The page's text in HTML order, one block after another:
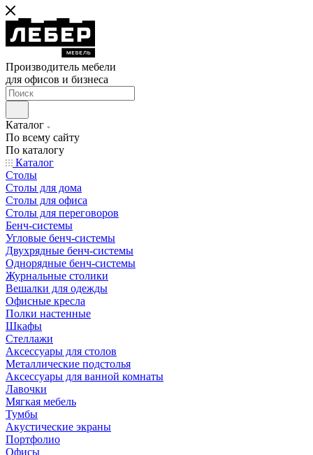
Производитель мебели
для офисов и бизнеса
Каталог
По всему сайту
По каталогу
Каталог
Столы
Столы для дома
Столы для офиса
Столы для переговоров
Бенч-системы
Угловые бенч-системы
Двухрядные бенч-системы
Однорядные бенч-системы
Журнальные столики
Вешалки для одежды
Офисные кресла
Полки настенные
Шкафы
Стеллажи
Аксессуары для столов
Металлические подстолья
Аксессуары для ванной комнаты
Лавочки
Мягкая мебель
Тумбы
Акустические экраны
Портфолио
Офисы